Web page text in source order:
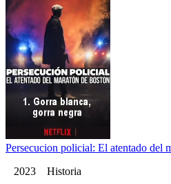
Persecucion policial: El atentado del
2023 Historia